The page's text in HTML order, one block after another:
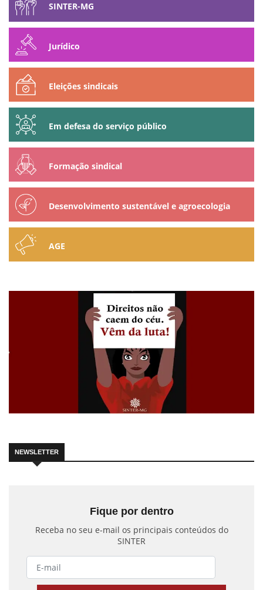
SINTER-MG
Jurídico
Eleições sindicais
Em defesa do serviço público
Formação sindical
Desenvolvimento sustentável e agroecologia
AGE
NEWSLETTER
Fique por dentro
Receba no seu e-mail os principais conteúdos do
SINTER